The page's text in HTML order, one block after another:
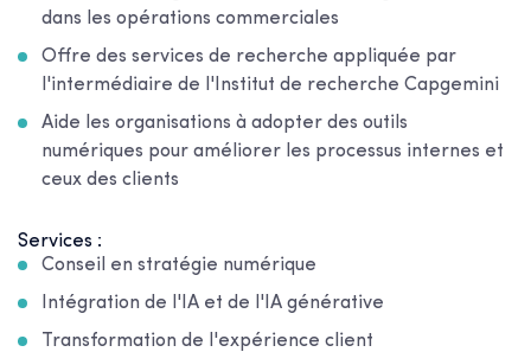
dans les opérations commerciales
Offre des services de recherche appliquée par
l'intermédiaire de l'Institut de recherche Capgemini
Aide les organisations à adopter des outils
numériques pour améliorer les processus internes et
ceux des clients
Services :
Conseil en stratégie numérique
Intégration de l'IA et de l'IA générative
Transformation de l'expérience client